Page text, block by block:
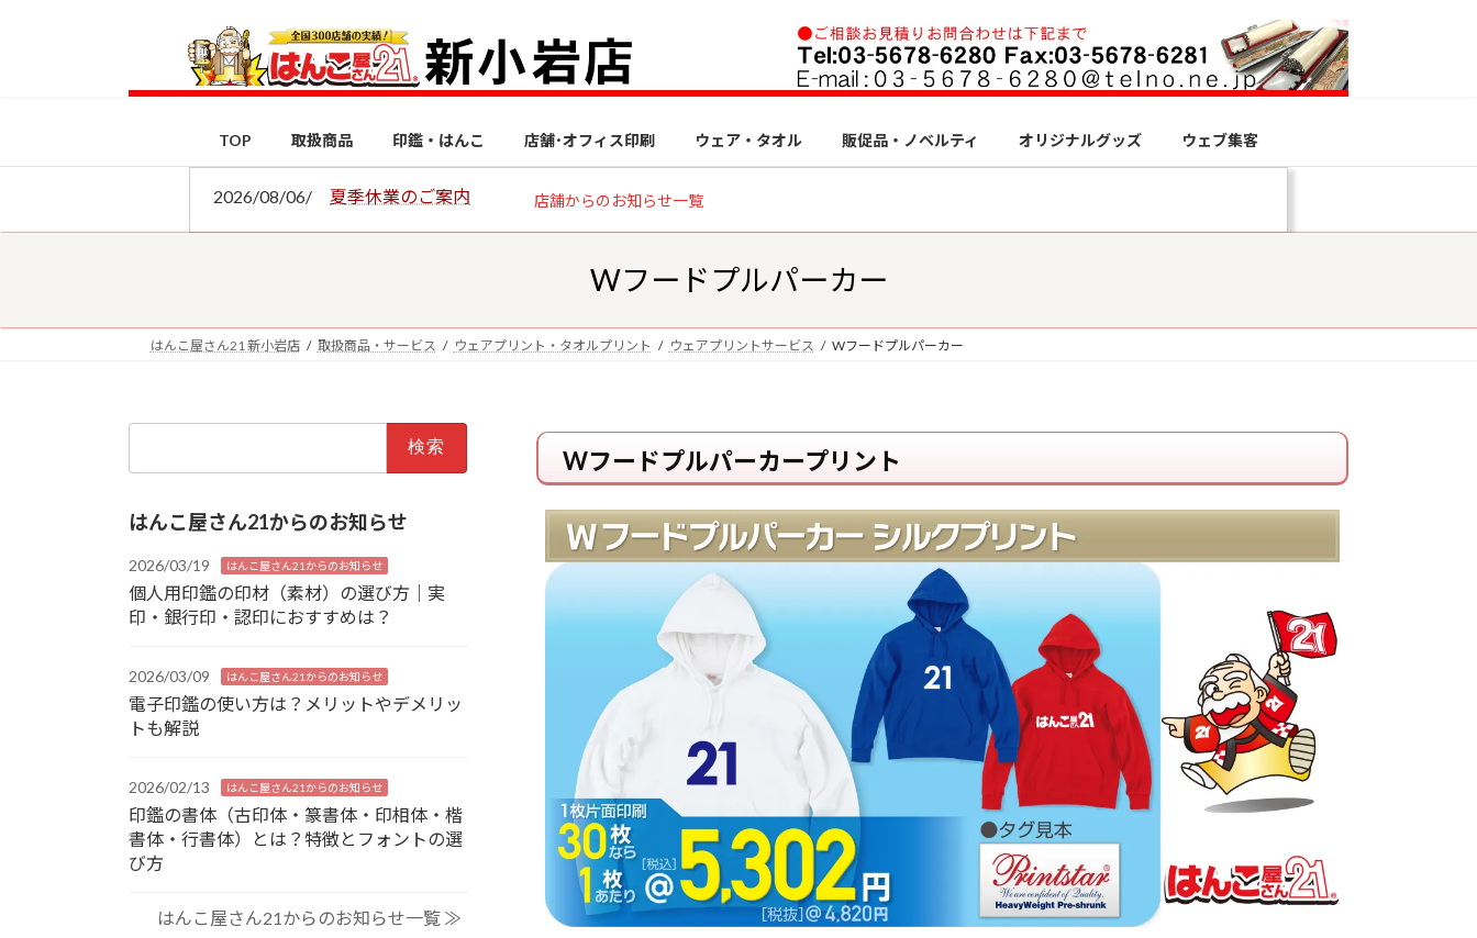
ス
ン
TOP 取扱商品 印鑑・はんこ 店舗･オフィス印刷 ウェア・タオル 販促品・ノベルティ オリジナルグッズ ウェブ集客
2026/08/06/ 夏季休業のご案内 店舗からのお知らせ一覧
Wフードプルパーカー
はんこ屋さん21 新小岩店 取扱商品・サービス ウェアプリント・タオルプリント ウェアプリントサービス Wフードプルパーカー
Wフードプルパーカープリント
はんこ屋さん21からのお知らせ
2026/03/19 はんこ屋さん21からのお知らせ
個人用印鑑の印材（素材）の選び方｜実
印・銀行印・認印におすすめは？
2026/03/09 はんこ屋さん21からのお知らせ
電子印鑑の使い方は？メリットやデメリッ
トも解説
2026/02/13 はんこ屋さん21からのお知らせ
印鑑の書体（古印体・篆書体・印相体・楷
書体・行書体）とは？特徴とフォントの選
び方
はんこ屋さん21からのお知らせ一覧 ≫